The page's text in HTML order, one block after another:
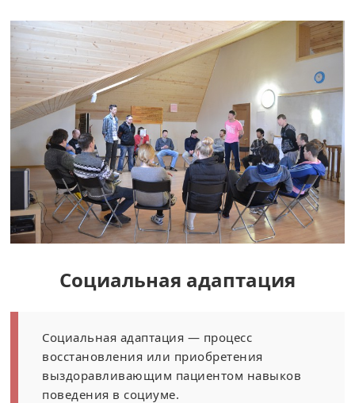
Социальная адаптация
Социальная адаптация — процесс
восстановления или приобретения
выздоравливающим пациентом навыков
поведения в социуме.